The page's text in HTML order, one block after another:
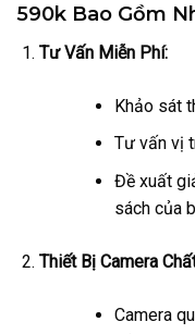
590k Bao Gồm
Tư Vấn Miễn Phí:
Khảo sát
Tư vấn vị
Đề xuất
sách của
Thiết Bị Camera
Camera